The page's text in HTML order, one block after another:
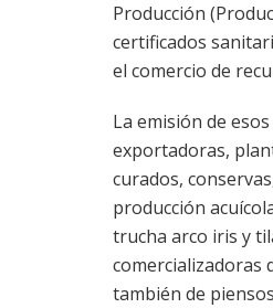
Producción
certificados
el comercio de
La emisión de
exportadoras,
curados,
producción
trucha arco iris y
comercializadoras
también de